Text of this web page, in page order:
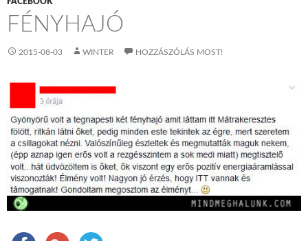
FÉNYHAJÓ
2015-08-03 WINTER HOZZÁSZÓLÁS MOST!